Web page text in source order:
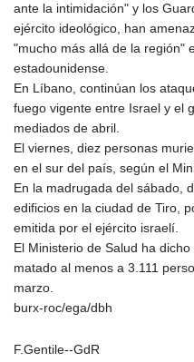
ante la intimidación" y los
ejército ideológico, han
"mucho más allá de la región"
estadounidense.
En Líbano, continúan los
fuego vigente entre Israel y el
mediados de abril.
El viernes, diez personas
en el sur del país, según el
En la madrugada del sábado,
edificios en la ciudad de Tiro,
emitida por el ejército israelí.
El Ministerio de Salud ha
matado al menos a 3.111
marzo.
burx-roc/ega/dbh
F.Gentile--GdR